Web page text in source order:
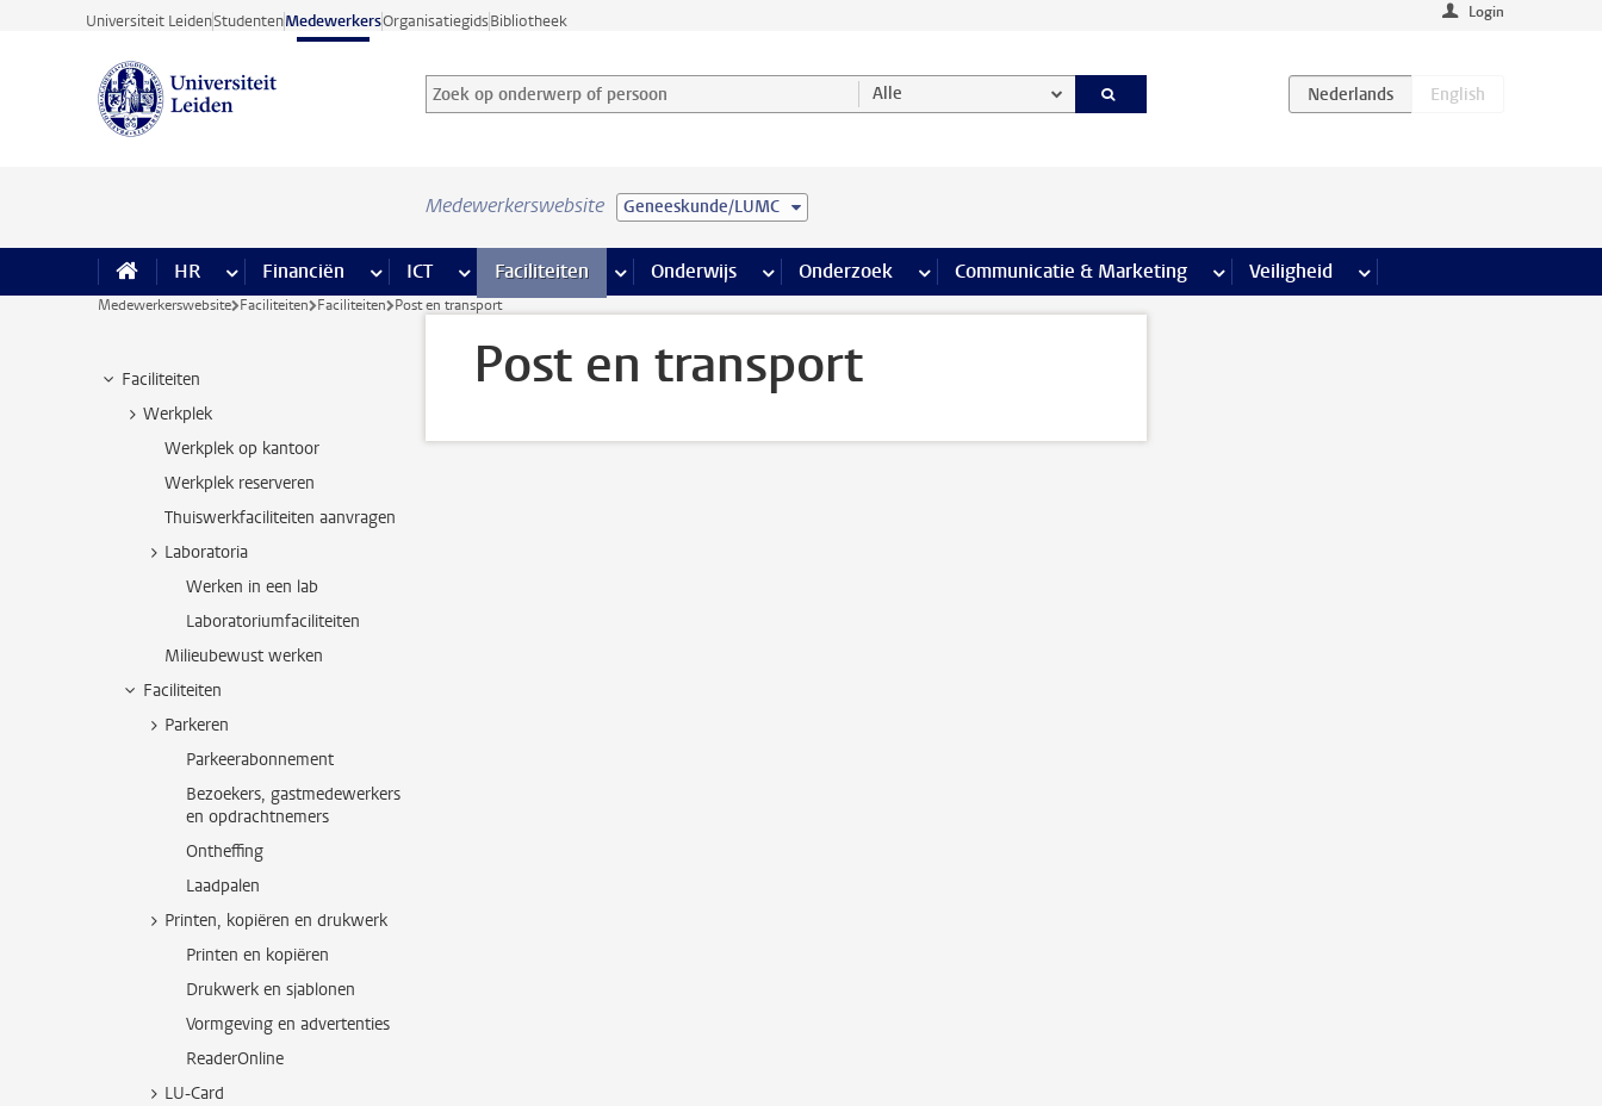
Ga direct naar de inhoud
Universiteit LeidenStudentenMedewerkersOrganisatiegidsBibliotheek Login
Zoek op onderwerp of persoon en selecteer categorie
Zoekterm Alle
Medewerkerswebsite Geneeskunde/LUMC
HR meer HR pagina’s
Financiën meer Financiën pagina’s
ICT meer ICT pagina’s
Faciliteiten meer Faciliteiten pagina’s
Onderwijs meer Onderwijs pagina’s
Onderzoek meer Onderzoek pagina’s
Communicatie & Marketing meer Communicatie & Marketing pagina’s
Veiligheid meer Veiligheid pagina’s
Medewerkerswebsite Faciliteiten Faciliteiten Post en transport
Faciliteiten
Werkplek
Werkplek op kantoor
Werkplek reserveren
Thuiswerkfaciliteiten aanvragen
Laboratoria
Werken in een lab
Laboratoriumfaciliteiten
Milieubewust werken
Faciliteiten
Parkeren
Parkeerabonnement
Bezoekers, gastmedewerkers
en opdrachtnemers
Ontheffing
Laadpalen
Printen, kopiëren en drukwerk
Printen en kopiëren
Drukwerk en sjablonen
Vormgeving en advertenties
ReaderOnline
LU-Card
Post en transport